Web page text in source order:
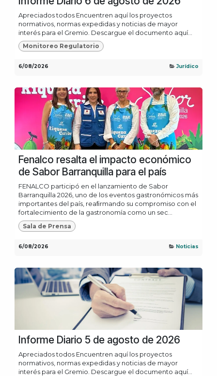
Apreciados todos Encuentren aquí los proyectos
normativos, normas expedidas y noticias de mayor
interés para el Gremio. Descargue el documento aquí...
Monitoreo Regulatorio
6/08/2026 Jurídico
Fenalco resalta el impacto económico
de Sabor Barranquilla para el país
FENALCO participó en el lanzamiento de Sabor
Barranquilla 2026, uno de los eventos gastronómicos más
importantes del país, reaﬁrmando su compromiso con el
fortalecimiento de la gastronomía como un sec...
Sala de Prensa
6/08/2026 Noticias
Informe Diario 5 de agosto de 2026
Apreciados todos Encuentren aquí los proyectos
normativos, normas expedidas y noticias de mayor
interés para el Gremio. Descargue el documento aquí...